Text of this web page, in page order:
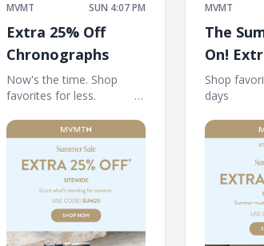
MVMT SUN 4:07 PM
Extra 25% Off
Chronographs
Now's the time. Shop
favorites for less. ‌ ‌ ‌ ‌ ‌ ‌ ‌ ‌ ‌ ‌ ‌ ‌ ‌ ‌ ‌
‌ ‌ ‌ ‌ ‌ ‌ ‌ ‌ ‌ ‌ ‌ ‌ ‌ ‌ ‌ ‌ ‌ ‌ ‌
MVMT
The
On!
Shop
days
‌ ‌ ‌ ‌ ‌